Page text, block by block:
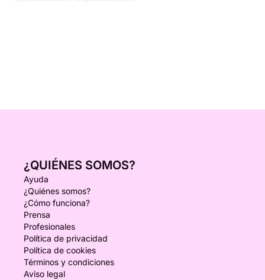
¿QUIÉNES SOMOS?
Ayuda
¿Quiénes somos?
¿Cómo funciona?
Prensa
Profesionales
Política de privacidad
Política de cookies
Términos y condiciones
Aviso legal